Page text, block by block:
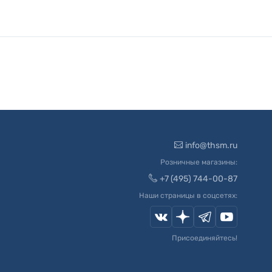
info@thsm.ru
Розничные магазины:
+7 (495) 744-00-87
Наши страницы в соцсетях:
Присоединяйтесь!